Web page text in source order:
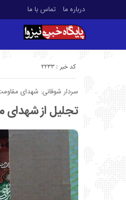
درباره ما تماس با ما
کد خبر : 2233
سردار شوقانی: شهدای
تجلیل از شهدای